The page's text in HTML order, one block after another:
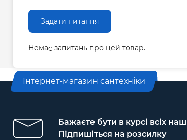
Задати питання
Немає запитань про цей товар.
Інтернет-магазин сантехніки
Бажаєте бути в курсі всіх
Підпишіться на розсилку